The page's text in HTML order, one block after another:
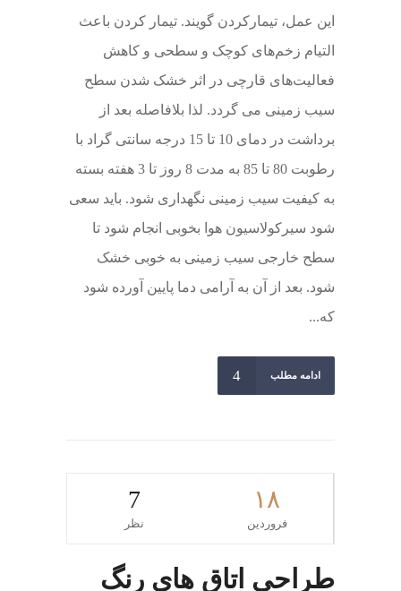
این عمل، تیمارکردن گویند. تیمار کردن باعث
التیام زخم‌های کوچک و سطحی و کاهش
فعالیت‌های قارچی در اثر خشک شدن سطح
سیب زمینی می­ گردد. لذا بلافاصله بعد از
برداشت در دمای 10 تا 15 درجه سانتی گراد با
رطوبت 80 تا 85 به مدت 8 روز تا 3 هفته بسته
به کیفیت سیب زمینی نگهداری شود. باید سعی
شود سیرکولاسیون هوا بخوبی انجام شود تا
سطح خارجی سیب زمینی به خوبی خشک
شود. بعد از آن به آرامی دما پایین آورده شود
که...
ادامه مطلب
۱۸
فروردین
7
نظر
طراحی اتاق های رنگ